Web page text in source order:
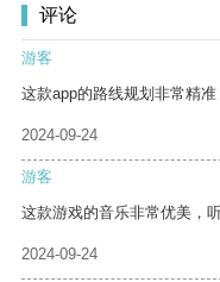
评论
游客
这款app的路线规划非常精准
2024-09-24
游客
这款游戏的音乐非常优美，
2024-09-24